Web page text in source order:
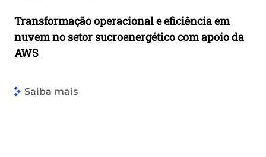
Transformação operacional e eficiência em
nuvem no setor sucroenergético com apoio da
AWS
Saiba mais